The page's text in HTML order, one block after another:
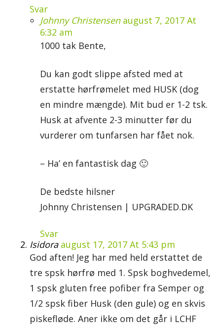
Svar
Johnny Christensen august 7, 2017 At
6:32 am
1000 tak Bente,
Du kan godt slippe afsted med at
erstatte hørfrømelet med HUSK (dog
en mindre mængde). Mit bud er 1-2 tsk.
Husk at afvente 2-3 minutter før du
vurderer om tunfarsen har fået nok.
– Ha’ en fantastisk dag 🙂
De bedste hilsner
Johnny Christensen | UPGRADED.DK
Svar
Isidora august 17, 2017 At 5:43 pm
God aften! Jeg har med held erstattet de
tre spsk hørfrø med 1. Spsk boghvedemel,
1 spsk gluten free pofiber fra Semper og
1/2 spsk fiber Husk (den gule) og en skvis
piskefløde. Aner ikke om det går i LCHF